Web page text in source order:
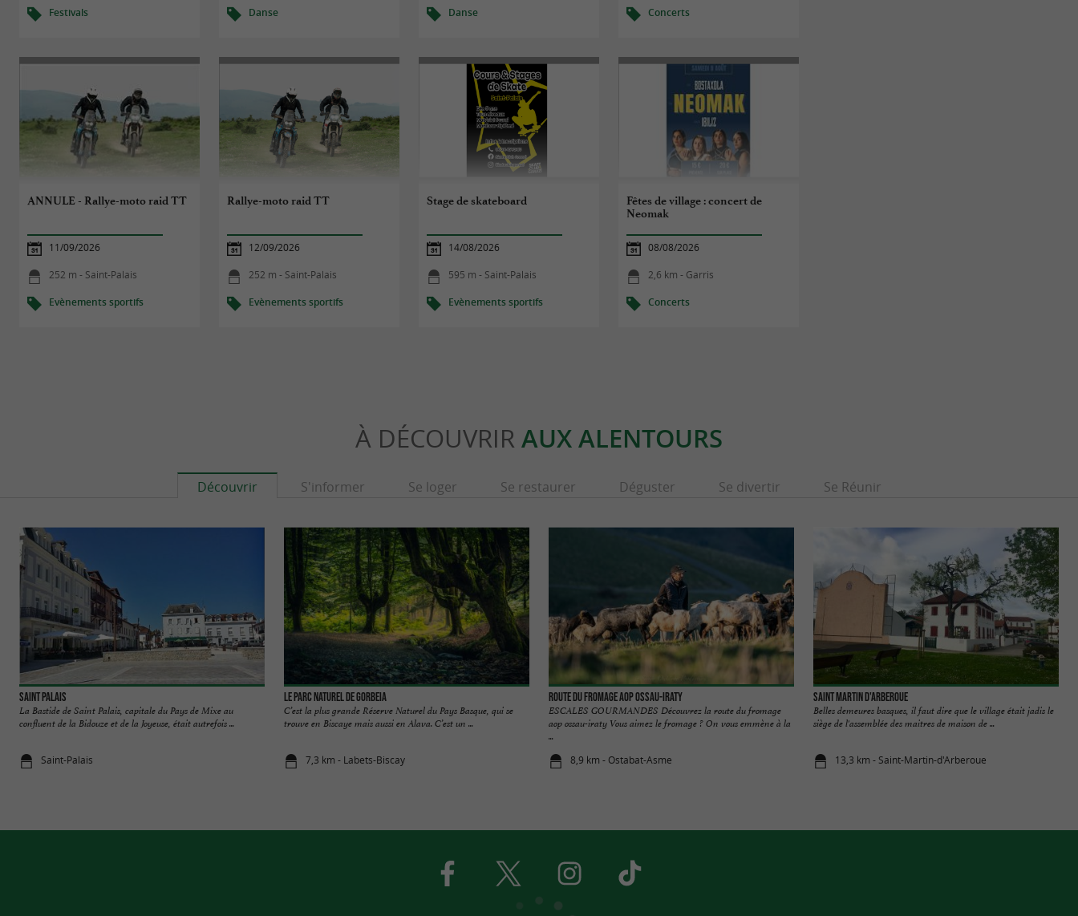
Festivals Danse Danse Concerts
ANNULE - Rallye-moto raid TT
11/09/2026
252 m - Saint-Palais
Evènements sportifs
Rallye-moto raid TT
12/09/2026
252 m - Saint-Palais
Evènements sportifs
Stage de skateboard
14/08/2026
595 m - Saint-Palais
Evènements sportifs
Fêtes de village : concert de
Neomak
08/08/2026
2,6 km - Garris
Concerts
À DÉCOUVRIR AUX ALENTOURS
Découvrir S'informer Se loger Se restaurer Déguster Se divertir Se Réunir
Saint Palais
La Bastide de Saint Palais, capitale du Pays de Mixe au
confluent de la Bidouze et de la Joyeuse, était autrefois ...
Saint-Palais
Le Parc naturel de Gorbeia
C’est la plus grande Réserve Naturel du Pays Basque, qui se
trouve en Biscaye mais aussi en Alava. C’est un ...
7,3 km - Labets-Biscay
Route du Fromage AOP OSSAU-IRATY
ESCALES GOURMANDES Découvrez la route du fromage
aop ossau-iraty Vous aimez le fromage ? On vous emmène à la
...
8,9 km - Ostabat-Asme
Saint Martin d'Arberoue
Belles demeures basques, il faut dire que le village était jadis le
siège de l'assemblée des maitres de maison de ...
13,3 km - Saint-Martin-d'Arberoue